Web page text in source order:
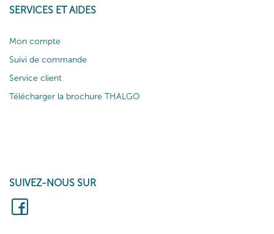
SERVICES ET AIDES
Mon compte
Suivi de commande
Service client
Télécharger la brochure THALGO
SUIVEZ-NOUS SUR